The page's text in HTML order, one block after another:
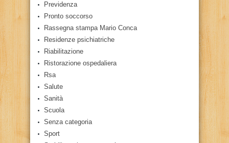
Previdenza
Pronto soccorso
Rassegna stampa Mario Conca
Residenze psichiatriche
Riabilitazione
Ristorazione ospedaliera
Rsa
Salute
Sanità
Scuola
Senza categoria
Sport